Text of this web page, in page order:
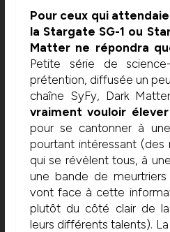
Pour ceux qui
la Stargate SG-1 ou
Matter ne répondra
Petite série de
prétention, diffusée un
chaîne SyFy, Dark Matter
vraiment vouloir
pour se cantonner à
pourtant intéressant (des
qui se révèlent tous, à
une bande de
vont face à cette
plutôt du côté clair de
leurs différents talents).